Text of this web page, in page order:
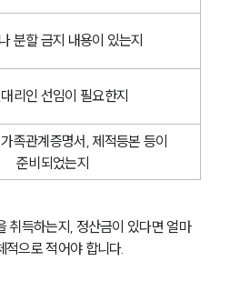
분할 금지 내용이 있는지
리인 선임이 필요한지
족관계증명서, 제적등본 등이
준비되었는지
취득하는지, 정산금이 있다면 얼마
으로 적어야 합니다.